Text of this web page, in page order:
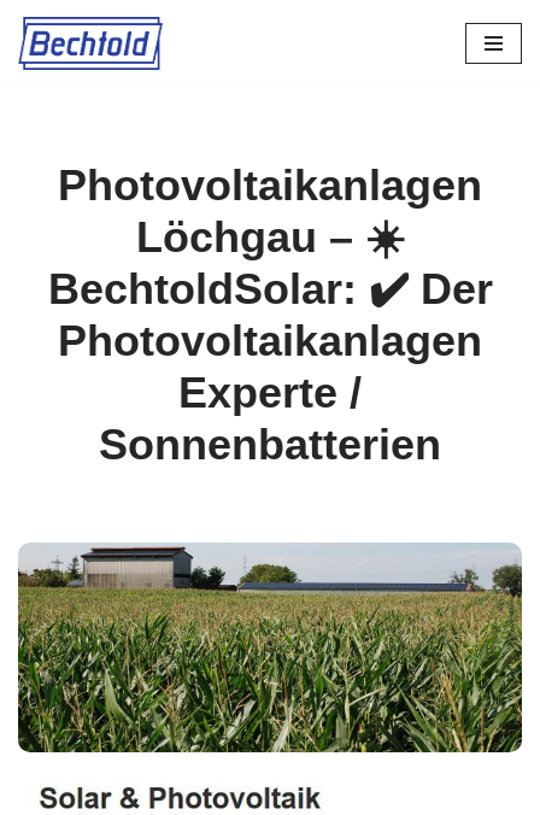
Zum
Photovoltaikanlagen
Löchgau – ☀️
BechtoldSolar: ✔️ Der
Photovoltaikanlagen
Experte /
Sonnenbatterien